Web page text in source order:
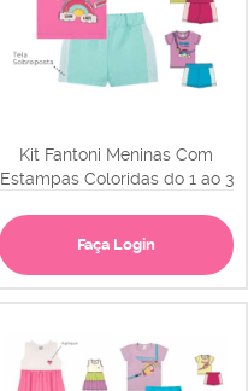
Kit Fantoni Meninas Com
Estampas Coloridas do 1 ao 3
Faça Login